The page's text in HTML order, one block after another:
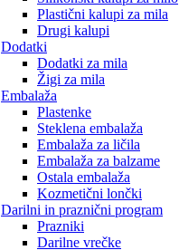
Plastični kalupi za mila
Drugi kalupi
Dodatki
Dodatki za mila
Žigi za mila
Embalaža
Plastenke
Steklena embalaža
Embalaža za ličila
Embalaža za balzame
Ostala embalaža
Kozmetični lončki
Darilni in praznični program
Prazniki
Darilne vrečke